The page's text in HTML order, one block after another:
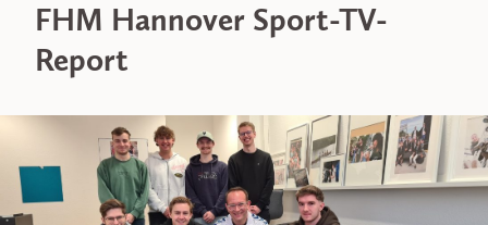
FHM Hannover Sport-TV-
Report